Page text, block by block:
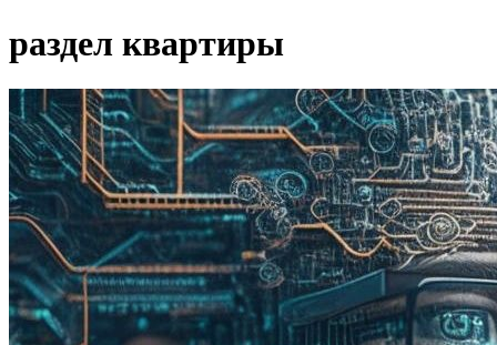
раздел квартиры